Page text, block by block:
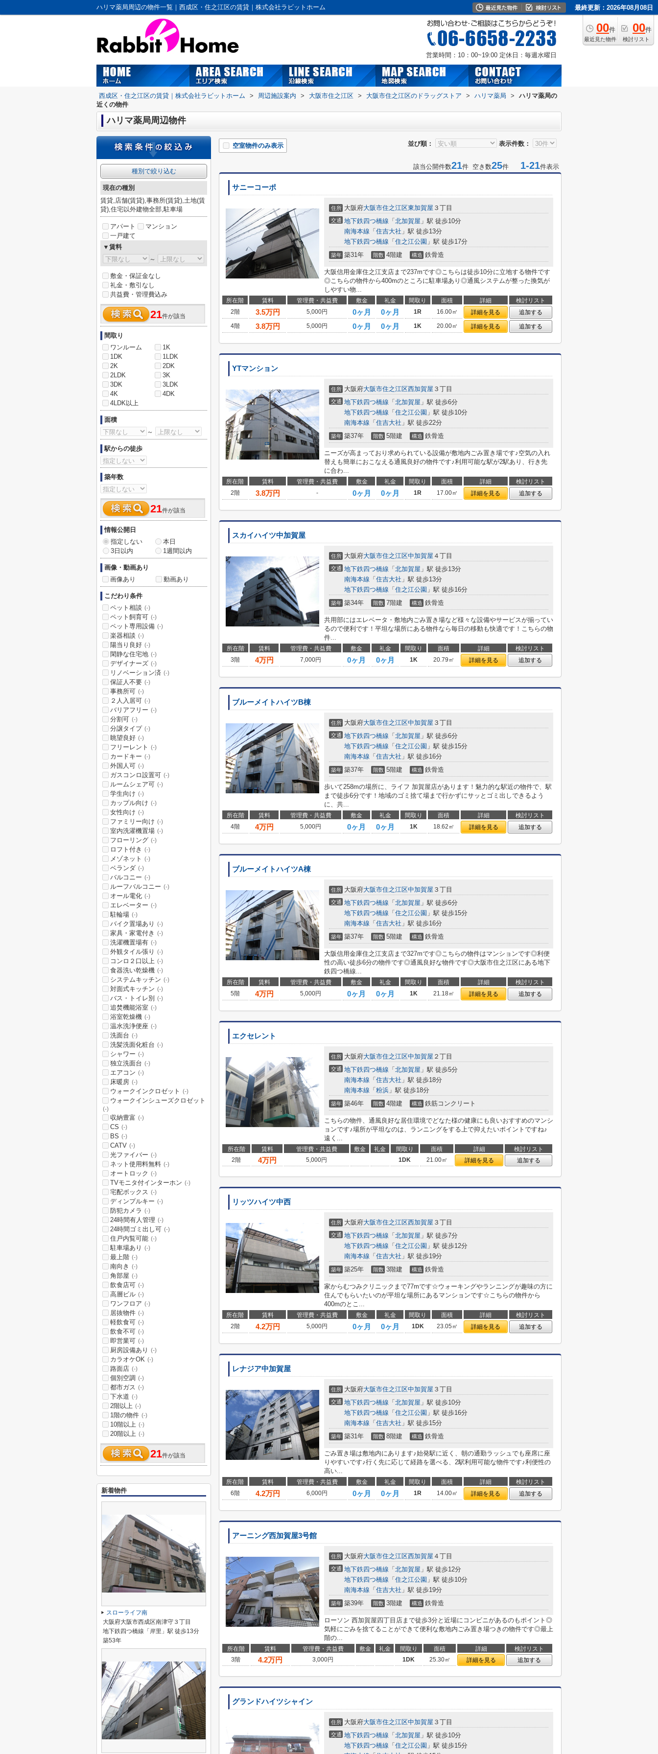
ハリマ薬局周辺の物件一覧｜西成区・住之江区の賃貸｜株式会社ラビットホーム 最終更新：2026年08月08日
00件
最近見た物件
00件
検討リスト
営業時間：10：00~19:00 定休日：毎週水曜日
西成区・住之江区の賃貸｜株式会社ラビットホーム > 周辺施設案内 > 大阪市住之江区 > 大阪市住之江区のドラッグストア > ハリマ薬局 >
ハリマ薬局の
近くの物件
ハリマ薬局周辺物件
並び順： 表示件数：
空室物件のみ表示
該当公開件数21件 空き数25件 1-21件表示
サニーコーポ
住所 大阪府大阪市住之江区東加賀屋 ３丁目
交通 地下鉄四つ橋線 「 北加賀屋 」駅 徒歩10分
南海本線 「 住吉大社 」駅 徒歩13分
地下鉄四つ橋線 「 住之江公園 」駅 徒歩17分
築年 築31年 階数 4階建 構造 鉄骨造
大阪信用金庫住之江支店まで237mです◎こちらは徒歩10分に立地する物件です
◎こちらの物件から400mのところに駐車場あり◎通風システムが整った換気が
しやすい物...
所在階 賃料 管理費・共益費 敷金 礼金 間取り 面積 詳細
検討リスト
2階
3.5万円 5,000円 0ヶ月 0ヶ月 1R 16.00㎡ 詳細を見る
追加する
4階
3.8万円 5,000円 0ヶ月 0ヶ月 1K 20.00㎡ 詳細を見る 追加する
YTマンション
住所 大阪府大阪市住之江区西加賀屋 ３丁目
交通 地下鉄四つ橋線 「 北加賀屋 」駅 徒歩6分
地下鉄四つ橋線 「 住之江公園 」駅 徒歩10分
南海本線 「 住吉大社 」駅 徒歩22分
築年 築37年 階数 5階建 構造 鉄骨造
ニーズが高まっており求められている設備が敷地内ごみ置き場です♪空気の入れ
替えも簡単におこなえる通風良好の物件です♪利用可能な駅が2駅あり、行き先
に合わ...
所在階 賃料 管理費・共益費 敷金 礼金 間取り 面積 詳細
検討リスト
2階
3.8万円 - 0ヶ月 0ヶ月 1R 17.00㎡ 詳細を見る 追加する
スカイハイツ中加賀屋
住所 大阪府大阪市住之江区中加賀屋 ４丁目
交通 地下鉄四つ橋線 「 北加賀屋 」駅 徒歩13分
南海本線 「 住吉大社 」駅 徒歩13分
地下鉄四つ橋線 「 住之江公園 」駅 徒歩16分
築年 築34年 階数 7階建 構造 鉄骨造
共用部にはエレベータ・敷地内ごみ置き場など様々な設備やサービスが揃ってい
るので便利です！平坦な場所にある物件なら毎日の移動も快適です！こちらの物
件...
所在階 賃料 管理費・共益費 敷金 礼金 間取り 面積 詳細
検討リスト
3階
4万円 7,000円 0ヶ月 0ヶ月 1K 20.79㎡ 詳細を見る 追加する
ブルーメイトハイツB棟
住所 大阪府大阪市住之江区中加賀屋 ３丁目
交通 地下鉄四つ橋線 「 北加賀屋 」駅 徒歩6分
地下鉄四つ橋線 「 住之江公園 」駅 徒歩15分
南海本線 「 住吉大社 」駅 徒歩16分
築年 築37年 階数 5階建 構造 鉄骨造
歩いて258mの場所に、ライフ 加賀屋店があります！魅力的な駅近の物件で、駅
まで徒歩6分です！地域のゴミ捨て場まで行かずにサッとゴミ出しできるよう
に、共...
所在階 賃料 管理費・共益費 敷金 礼金 間取り 面積 詳細
検討リスト
4階
4万円 5,000円 0ヶ月 0ヶ月 1K 18.62㎡ 詳細を見る 追加する
ブルーメイトハイツA棟
住所 大阪府大阪市住之江区中加賀屋 ３丁目
交通 地下鉄四つ橋線 「 北加賀屋 」駅 徒歩6分
地下鉄四つ橋線 「 住之江公園 」駅 徒歩15分
南海本線 「 住吉大社 」駅 徒歩16分
築年 築37年 階数 5階建 構造 鉄骨造
大阪信用金庫住之江支店まで327mです◎こちらの物件はマンションです◎利便
性の高い徒歩6分の物件です◎通風良好な物件です◎大阪市住之江区にある地下
鉄四つ橋線...
所在階 賃料 管理費・共益費 敷金 礼金 間取り 面積 詳細
検討リスト
5階
4万円 5,000円 0ヶ月 0ヶ月 1K 21.18㎡ 詳細を見る 追加する
エクセレント
住所 大阪府大阪市住之江区中加賀屋 ２丁目
交通 地下鉄四つ橋線 「 北加賀屋 」駅 徒歩5分
南海本線 「 住吉大社 」駅 徒歩18分
南海本線 「 粉浜 」駅 徒歩18分
築年 築46年 階数 4階建 構造 鉄筋コンクリート
こちらの物件、通風良好な居住環境でどなた様の健康にも良いおすすめのマンシ
ョンです♪場所が平坦なのは、ランニングをする上で抑えたいポイントですね♪
遠く...
所在階 賃料 管理費・共益費 敷金 礼金 間取り 面積 詳細
検討リスト
2階
4万円 5,000円 1DK 21.00㎡ 詳細を見る 追加する
リッツハイツ中西
住所 大阪府大阪市住之江区西加賀屋 ３丁目
交通 地下鉄四つ橋線 「 北加賀屋 」駅 徒歩7分
地下鉄四つ橋線 「 住之江公園 」駅 徒歩12分
南海本線 「 住吉大社 」駅 徒歩19分
築年 築25年 階数 3階建 構造 鉄骨造
家からむつみクリニックまで77mです☆ウォーキングやランニングが趣味の方に
住んでもらいたいのが平坦な場所にあるマンションです☆こちらの物件から
400mのとこ...
所在階 賃料 管理費・共益費 敷金 礼金 間取り 面積 詳細
検討リスト
2階
4.2万円 5,000円 0ヶ月 0ヶ月 1DK 23.05㎡ 詳細を見る 追加する
レナジア中加賀屋
住所 大阪府大阪市住之江区中加賀屋 ３丁目
交通 地下鉄四つ橋線 「 北加賀屋 」駅 徒歩10分
地下鉄四つ橋線 「 住之江公園 」駅 徒歩16分
南海本線 「 住吉大社 」駅 徒歩15分
築年 築31年 階数 8階建 構造 鉄骨造
ごみ置き場は敷地内にあります♪始発駅に近く、朝の通勤ラッシュでも座席に座
りやすいです♪行く先に応じて経路を選べる、2駅利用可能な物件です♪利便性の
高い...
所在階 賃料 管理費・共益費 敷金 礼金 間取り 面積 詳細
検討リスト
6階
4.2万円 6,000円 0ヶ月 0ヶ月 1R 14.00㎡ 詳細を見る 追加する
アーニング西加賀屋3号館
住所 大阪府大阪市住之江区西加賀屋 ４丁目
交通 地下鉄四つ橋線 「 北加賀屋 」駅 徒歩12分
地下鉄四つ橋線 「 住之江公園 」駅 徒歩10分
南海本線 「 住吉大社 」駅 徒歩19分
築年 築39年 階数 3階建 構造 鉄骨造
ローソン 西加賀屋四丁目店まで徒歩3分と近場にコンビニがあるのもポイント◎
気軽にごみを捨てることができて便利な敷地内ごみ置き場つきの物件です◎最上
階の...
所在階 賃料 管理費・共益費 敷金 礼金 間取り 面積 詳細
検討リスト
3階
4.2万円 3,000円 1DK 25.30㎡ 詳細を見る 追加する
グランドハイツシャイン
住所 大阪府大阪市住之江区中加賀屋 ３丁目
交通 地下鉄四つ橋線 「 北加賀屋 」駅 徒歩10分
地下鉄四つ橋線 「 住之江公園 」駅 徒歩15分
種別で絞り込む
現在の種別
賃貸,店舗(賃貸),事務所(賃貸),土地(賃
貸),住宅以外建物全部,駐車場
アパート
マンション
一戸建て
▼賃料
～
敷金・保証金なし
礼金・敷引なし
共益費・管理費込み
21件が該当
間取り
ワンルーム
1K
1DK
1LDK
2K
2DK
2LDK
3K
3DK
3LDK
4K
4DK
4LDK以上
面積
～
駅からの徒歩
築年数
21件が該当
情報公開日
指定しない
本日
3日以内
1週間以内
画像・動画あり
画像あり
動画あり
こだわり条件
ペット相談 (-)
ペット飼育可 (-)
ペット専用設備 (-)
楽器相談 (-)
陽当り良好 (-)
閑静な住宅地 (-)
デザイナーズ (-)
リノベーション済 (-)
保証人不要 (-)
事務所可 (-)
２人入居可 (-)
バリアフリー (-)
分割可 (-)
分譲タイプ (-)
眺望良好 (-)
フリーレント (-)
カードキー (-)
外国人可 (-)
ガスコンロ設置可 (-)
ルームシェア可 (-)
学生向け (-)
カップル向け (-)
女性向け (-)
ファミリー向け (-)
室内洗濯機置場 (-)
フローリング (-)
ロフト付き (-)
メゾネット (-)
ベランダ (-)
バルコニー (-)
ルーフバルコニー (-)
オール電化 (-)
エレベーター (-)
駐輪場 (-)
バイク置場あり (-)
家具・家電付き (-)
洗濯機置場有 (-)
外観タイル張り (-)
コンロ２口以上 (-)
食器洗い乾燥機 (-)
システムキッチン (-)
対面式キッチン (-)
バス・トイレ別 (-)
追焚機能浴室 (-)
浴室乾燥機 (-)
温水洗浄便座 (-)
洗面台 (-)
洗髪洗面化粧台 (-)
シャワー (-)
独立洗面台 (-)
エアコン (-)
床暖房 (-)
ウォークインクロゼット (-)
ウォークインシューズクロゼット
(-)
収納豊富 (-)
CS (-)
BS (-)
CATV (-)
光ファイバー (-)
ネット使用料無料 (-)
オートロック (-)
TVモニタ付インターホン (-)
宅配ボックス (-)
ディンプルキー (-)
防犯カメラ (-)
24時間有人管理 (-)
24時間ゴミ出し可 (-)
住戸内覧可能 (-)
駐車場あり (-)
最上階 (-)
南向き (-)
角部屋 (-)
飲食店可 (-)
高層ビル (-)
ワンフロア (-)
居抜物件 (-)
軽飲食可 (-)
飲食不可 (-)
即営業可 (-)
厨房設備あり (-)
カラオケOK (-)
路面店 (-)
個別空調 (-)
都市ガス (-)
下水道 (-)
2階以上 (-)
1階の物件 (-)
10階以上 (-)
20階以上 (-)
21件が該当
新着物件
スローライフ南
大阪府大阪市西成区南津守３丁目
地下鉄四つ橋線「岸里」駅 徒歩13分
築53年